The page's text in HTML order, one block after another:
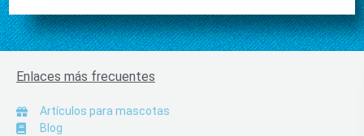
Enlaces más frecuentes
Artículos para mascotas
Blog